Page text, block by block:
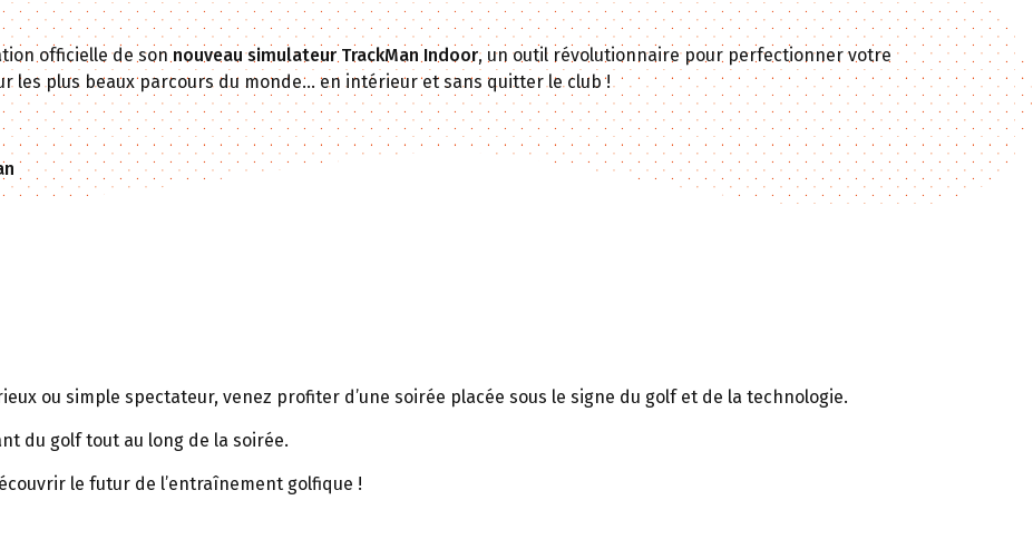
officielle de sonnouveau simulateur TrackMan Indoor, un outil révolutionnaire pour perfectionner votre
les plus beaux parcours du monde… en intérieur et sans quitter le club !
ou simple spectateur, venez profiter d’une soirée placée sous le signe du golf et de la technologie.
du golf tout au long de la soirée.
le futur de l’entraînement golfique !